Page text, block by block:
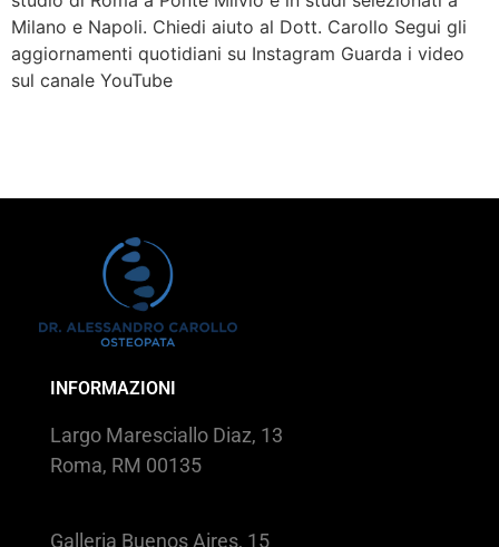
Milano e Napoli. Chiedi aiuto al Dott. Carollo Segui gli
aggiornamenti quotidiani su Instagram Guarda i video
sul canale YouTube
INFORMAZIONI
Largo Maresciallo Diaz, 13
Roma, RM 00135
Galleria Buenos Aires, 15